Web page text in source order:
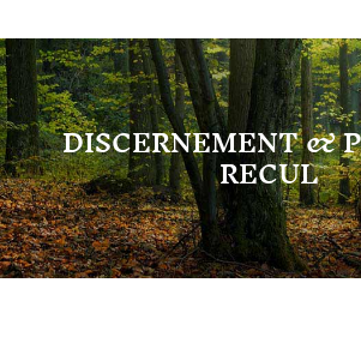
DISCERNEMENT &
RECUL